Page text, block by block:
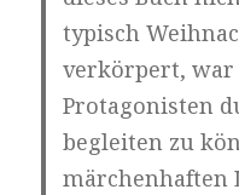
typisch
verkörpert, war
Protagonisten
begleiten zu
märchenhaften